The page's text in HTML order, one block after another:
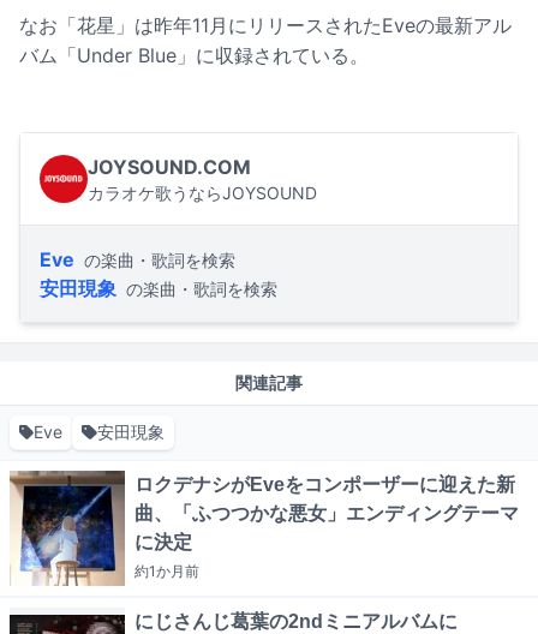
なお「花星」は昨年11月にリリースされたEveの最新アル
バム「Under Blue」に収録されている。
JOYSOUND.COM
カラオケ歌うならJOYSOUND
Eve の楽曲・歌詞を検索
安田現象 の楽曲・歌詞を検索
関連記事
Eve 安田現象
ロクデナシがEveをコンポーザーに迎えた新
曲、「ふつつかな悪女」エンディングテーマ
に決定
約1か月前
にじさんじ葛葉の2ndミニアルバムに